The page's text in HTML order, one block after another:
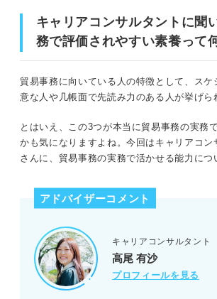
キャリアコンサルタントに聞
務で評価されやすい素養って
貿易事務に向いている人の特徴として、スケ
意な人や几帳面で先読み力のある人が挙げら
とはいえ、この3つが本当に貿易事務の実務
かも気になりますよね。今回はキャリアコン
さんに、貿易事務の実務で活かせる能力につ
アドバイザーコメント
キャリアコンサルタント
高尾 有沙
プロフィールを見る